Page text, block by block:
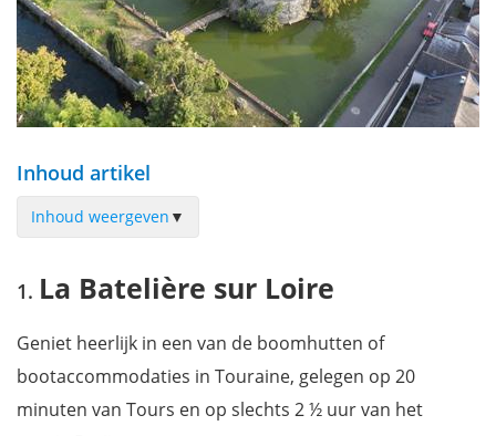
Inhoud artikel
Inhoud weergeven ▼
B&B Les Douves
Les Prairies de la Mer
La Batelière sur Loire
Geniet heerlijk in een van de boomhutten of
bootaccommodaties in Touraine, gelegen op 20
minuten van Tours en op slechts 2 ½ uur van het